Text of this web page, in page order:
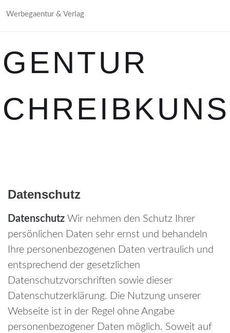
Werbegaentur & Verlag
Datenschutz
Datenschutz Wir nehmen den Schutz Ihrer
persönlichen Daten sehr ernst und behandeln
Ihre personenbezogenen Daten vertraulich und
entsprechend der gesetzlichen
Datenschutzvorschriften sowie dieser
Datenschutzerklärung. Die Nutzung unserer
Webseite ist in der Regel ohne Angabe
personenbezogener Daten möglich. Soweit auf